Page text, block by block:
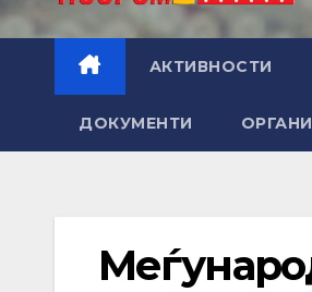
АКТИВНОСТИ
ДОКУМЕНТИ